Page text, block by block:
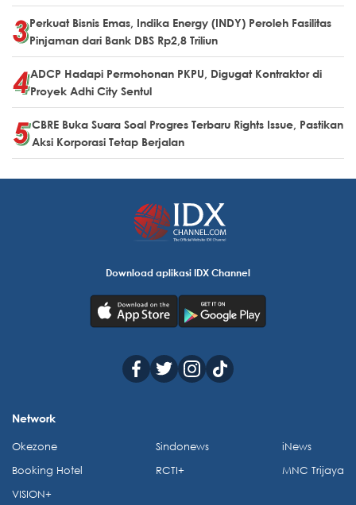
Perkuat Bisnis Emas, Indika Energy (INDY) Peroleh Fasilitas
Pinjaman dari Bank DBS Rp2,8 Triliun
ADCP Hadapi Permohonan PKPU, Digugat Kontraktor di
Proyek Adhi City Sentul
CBRE Buka Suara Soal Progres Terbaru Rights Issue, Pastikan
Aksi Korporasi Tetap Berjalan
Download aplikasi IDX Channel
Network
Okezone
Booking Hotel
VISION+
Sindonews
RCTI+
iNews
MNC Trijaya